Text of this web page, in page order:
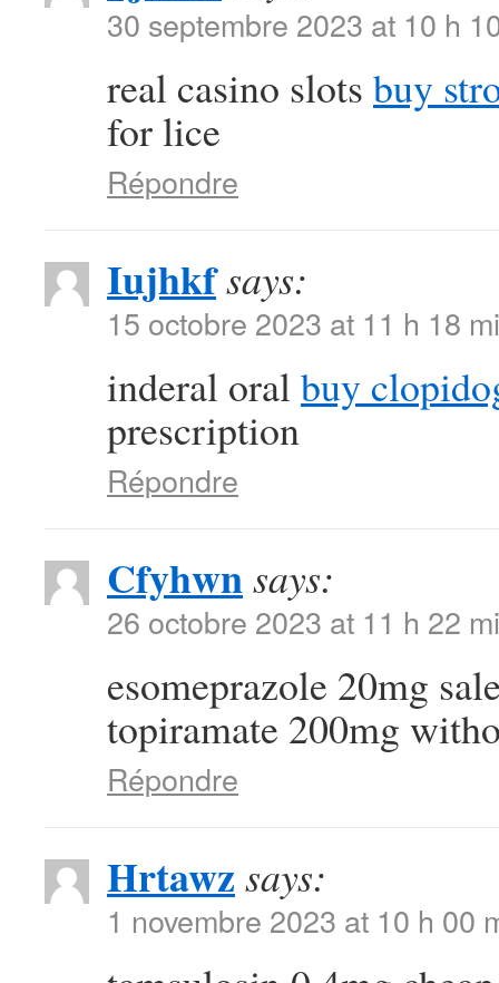
30 septembre 2023 at 10 h
real casino slots buy
for lice
Répondre
Iujhkfsays:
15 octobre 2023 at 11 h 18
inderal oralbuy
prescription
Répondre
Cfyhwnsays:
26 octobre 2023 at 11 h 22
esomeprazole 20mg
topiramate 200mg
Répondre
Hrtawz says:
1 novembre 2023 at 10 h 00